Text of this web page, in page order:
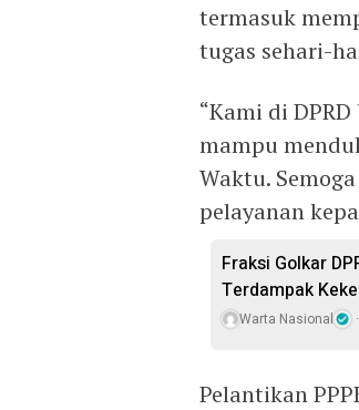
termasuk
tugas sehari-
“Kami di
mampu
Waktu.
pelayanan
Fraksi Golkar
Terdampak
Warta Nasional
Pelantikan